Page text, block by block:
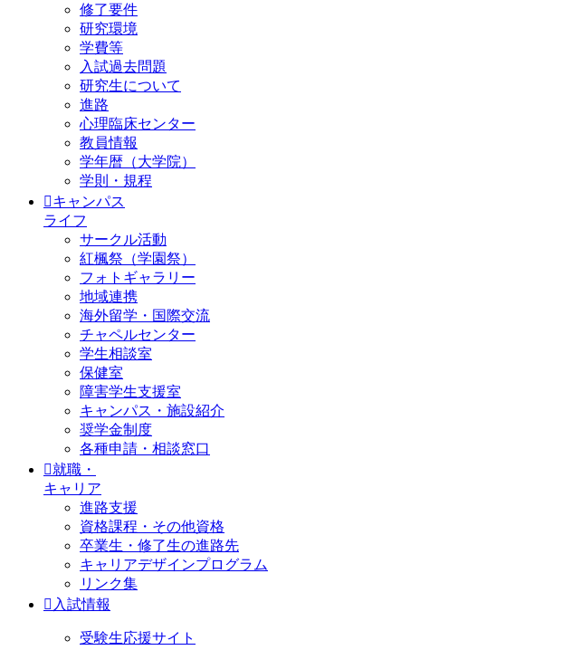
修了要件
研究環境
学費等
入試過去問題
研究生について
進路
心理臨床センター
教員情報
学年暦（大学院）
学則・規程
キャンパス
ライフ
サークル活動
紅楓祭（学園祭）
フォトギャラリー
地域連携
海外留学・国際交流
チャペルセンター
学生相談室
保健室
障害学生支援室
キャンパス・施設紹介
奨学金制度
各種申請・相談窓口
就職・
キャリア
進路支援
資格課程・その他資格
卒業生・修了生の進路先
キャリアデザインプログラム
リンク集
入試情報
受験生応援サイト